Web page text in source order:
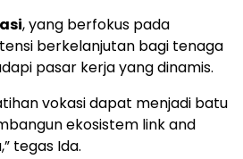
, yang berfokus pada
berkelanjutan bagi tenaga
pasar kerja yang dinamis.
vokasi dapat menjadi batu
ekosistem link and
tegas Ida.